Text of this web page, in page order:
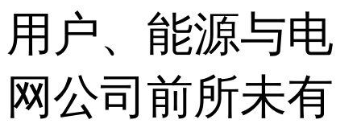
用户、能源与电
网公司前所未有